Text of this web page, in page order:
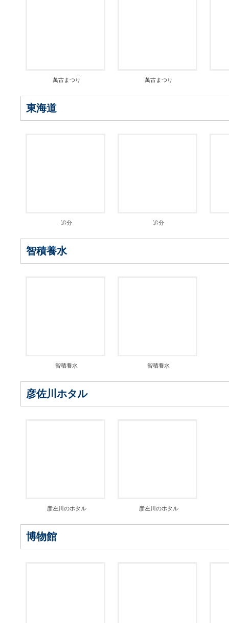
萬古まつり 萬古まつり
東海道
追分 追分
智積養水
智積養水 智積養水
彦佐川ホタル
彦左川のホタル 彦左川のホタル
博物館